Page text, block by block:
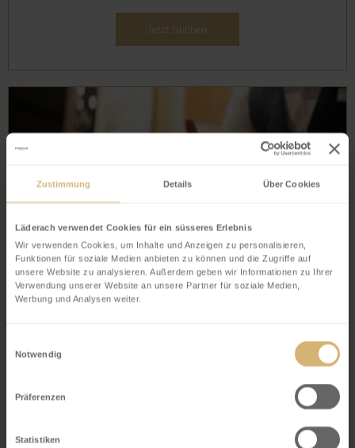
Zustimmung Details Über Cookies
Läderach verwendet Cookies für ein süsseres Erlebnis
Wir verwenden Cookies, um Inhalte und Anzeigen zu personalisieren,
Funktionen für soziale Medien anbieten zu können und die Zugriffe auf
unsere Website zu analysieren. Außerdem geben wir Informationen zu Ihrer
Verwendung unserer Website an unsere Partner für soziale Medien,
Werbung und Analysen weiter.
Notwendig
Präferenzen
Statistiken
Jetzt buchen
ZAUBERHAFTE FABRIKFÜHRUNG &
SCHOKOLADEN ATELIER